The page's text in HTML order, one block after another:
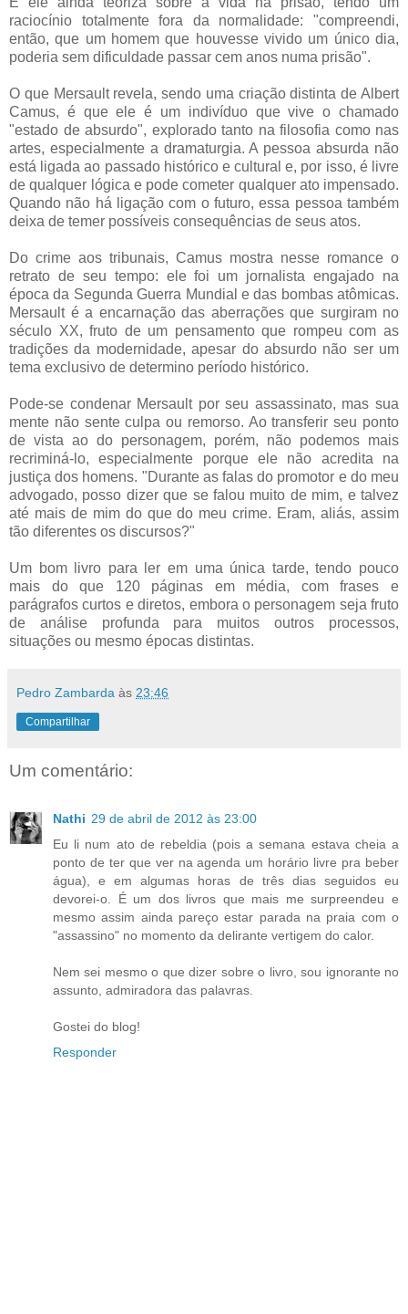
raciocínio totalmente fora da normalidade: "compreendi,
então, que um homem que houvesse vivido um único dia,
poderia sem dificuldade passar cem anos numa prisão".
O que Mersault revela, sendo uma criação distinta de Albert
Camus, é que ele é um indivíduo que vive o chamado
"estado de absurdo", explorado tanto na filosofia como nas
artes, especialmente a dramaturgia. A pessoa absurda não
está ligada ao passado histórico e cultural e, por isso, é livre
de qualquer lógica e pode cometer qualquer ato impensado.
Quando não há ligação com o futuro, essa pessoa também
deixa de temer possíveis consequências de seus atos.
Do crime aos tribunais, Camus mostra nesse romance o
retrato de seu tempo: ele foi um jornalista engajado na
época da Segunda Guerra Mundial e das bombas atômicas.
Mersault é a encarnação das aberrações que surgiram no
século XX, fruto de um pensamento que rompeu com as
tradições da modernidade, apesar do absurdo não ser um
tema exclusivo de determino período histórico.
Pode-se condenar Mersault por seu assassinato, mas sua
mente não sente culpa ou remorso. Ao transferir seu ponto
de vista ao do personagem, porém, não podemos mais
recriminá-lo, especialmente porque ele não acredita na
justiça dos homens. "Durante as falas do promotor e do meu
advogado, posso dizer que se falou muito de mim, e talvez
até mais de mim do que do meu crime. Eram, aliás, assim
tão diferentes os discursos?"
Um bom livro para ler em uma única tarde, tendo pouco
mais do que 120 páginas em média, com frases e
parágrafos curtos e diretos, embora o personagem seja fruto
de análise profunda para muitos outros processos,
situações ou mesmo épocas distintas.
Pedro Zambarda às 23:46
Compartilhar
Um comentário:
Nathi 29 de abril de 2012 às 23:00
Eu li num ato de rebeldia (pois a semana estava cheia a
ponto de ter que ver na agenda um horário livre pra beber
água), e em algumas horas de três dias seguidos eu
devorei-o. É um dos livros que mais me surpreendeu e
mesmo assim ainda pareço estar parada na praia com o
"assassino" no momento da delirante vertigem do calor.
Nem sei mesmo o que dizer sobre o livro, sou ignorante no
assunto, admiradora das palavras.
Gostei do blog!
Responder